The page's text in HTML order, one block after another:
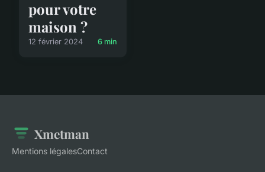
pour votre
maison ?
12 février 2024 6 min
Xmetman
Mentions légalesContact